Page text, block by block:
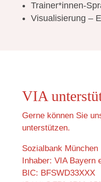
Trainer*innen-
Visualisierung –
VIA
Gerne können Sie
unterstützen.
Sozialbank München
Inhaber: VIA Bayern
BIC: BFSWD33XXX